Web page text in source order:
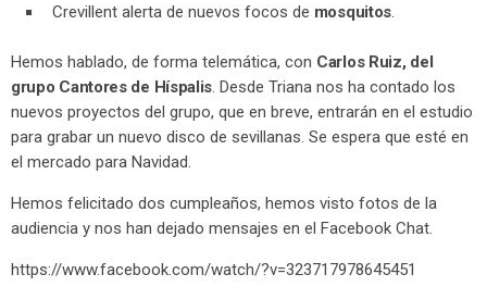
Crevillent alerta de nuevos focos de mosquitos
Hemos hablado, de forma telemática, con Carlos Ruiz, del
grupo Cantores de Híspalis . Desde Triana nos ha contado los
nuevos proyectos del grupo, que en breve, entrarán en el estudio
para grabar un nuevo disco de sevillanas. Se espera que esté en
el mercado para Navidad.
Hemos felicitado dos cumpleaños, hemos visto fotos de la
audiencia y nos han dejado mensajes en el Facebook Chat.
https://www.facebook.com/watch/?v=323717978645451